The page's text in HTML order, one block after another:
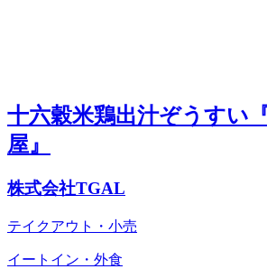
十六穀米鶏出汁ぞうすい
屋』
株式会社TGAL
テイクアウト・小売
イートイン・外食